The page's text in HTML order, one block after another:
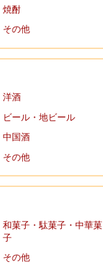
焼酎
その他
洋酒
ビール・地ビール
中国酒
その他
和菓子・駄菓子・中華菓
子
その他